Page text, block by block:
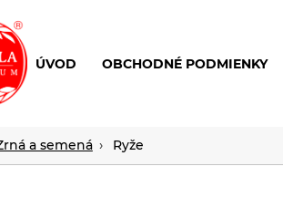
ÚVOD OBCHODNÉ PODMIENKY
a semená Ryže